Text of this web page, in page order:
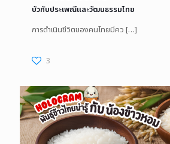
บัวกับประเพณีและวัฒนธรรมไทย
การดำเนินชีวิตของคนไทยมีคว […]
3